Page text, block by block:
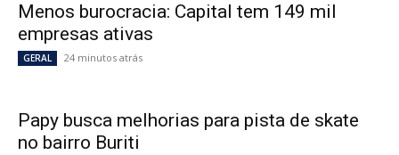
Menos burocracia: Capital tem 149 mil
empresas ativas
GERAL 24 minutos atrás
Papy busca melhorias para pista de skate
no bairro Buriti